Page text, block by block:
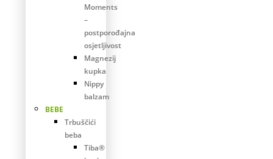
Moments
–
postporođajna
osjetljivost
Magnezij
kupka
Nippy
balzam
BEBE
Trbuščići
beba
Tiba®